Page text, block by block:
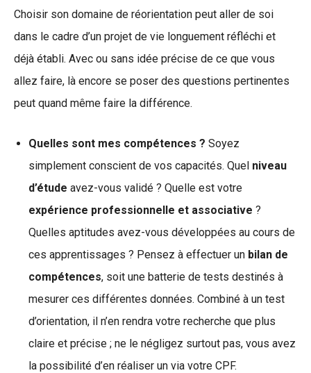
Choisir son domaine de réorientation peut aller de soi
dans le cadre d’un projet de vie longuement réfléchi et
déjà établi. Avec ou sans idée précise de ce que vous
allez faire, là encore se poser des questions pertinentes
peut quand même faire la différence.
Quelles sont mes compétences ? Soyez
simplement conscient de vos capacités. Quel niveau
d’étude avez-vous validé ? Quelle est votre
expérience professionnelle et associative ?
Quelles aptitudes avez-vous développées au cours de
ces apprentissages ? Pensez à effectuer un bilan de
compétences, soit une batterie de tests destinés à
mesurer ces différentes données. Combiné à un test
d’orientation, il n’en rendra votre recherche que plus
claire et précise ; ne le négligez surtout pas, vous avez
la possibilité d’en réaliser un via votre CPF.